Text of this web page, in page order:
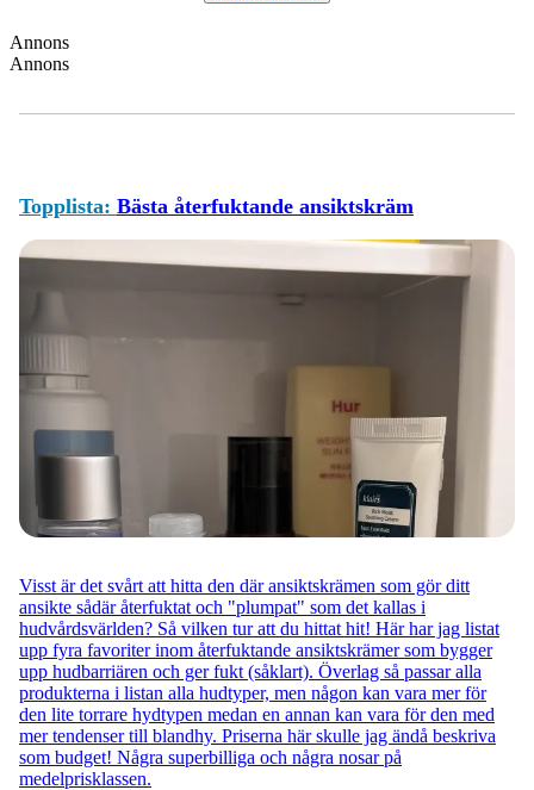
Annons
Annons
Topplista: Bästa återfuktande ansiktskräm
Visst är det svårt att hitta den där ansiktskrämen som gör ditt
ansikte sådär återfuktat och "plumpat" som det kallas i
hudvårdsvärlden? Så vilken tur att du hittat hit! Här har jag listat
upp fyra favoriter inom återfuktande ansiktskrämer som bygger
upp hudbarriären och ger fukt (såklart). Överlag så passar alla
produkterna i listan alla hudtyper, men någon kan vara mer för
den lite torrare hydtypen medan en annan kan vara för den med
mer tendenser till blandhy. Priserna här skulle jag ändå beskriva
som budget! Några superbilliga och några nosar på
medelprisklassen.